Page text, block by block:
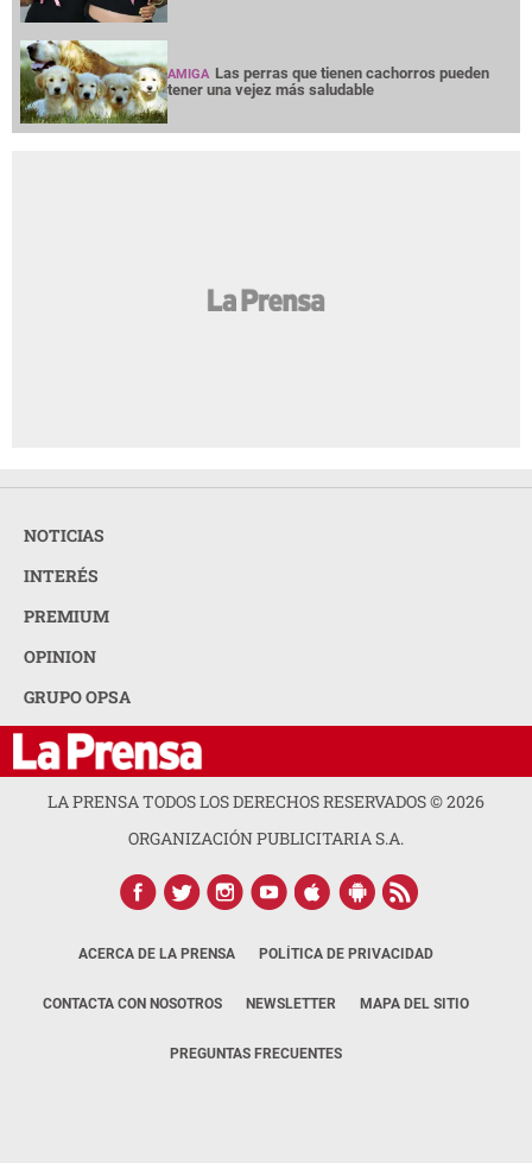
AMIGA Las perras que tienen cachorros pueden
tener una vejez más saludable
NOTICIAS
INTERÉS
PREMIUM
OPINION
GRUPO OPSA
LA PRENSA TODOS LOS DERECHOS RESERVADOS ©2026
ORGANIZACIÓN PUBLICITARIA S.A.
ACERCA DE LA PRENSA POLÍTICA DE PRIVACIDAD
CONTACTA CON NOSOTROS NEWSLETTER MAPA DEL SITIO
PREGUNTAS FRECUENTES